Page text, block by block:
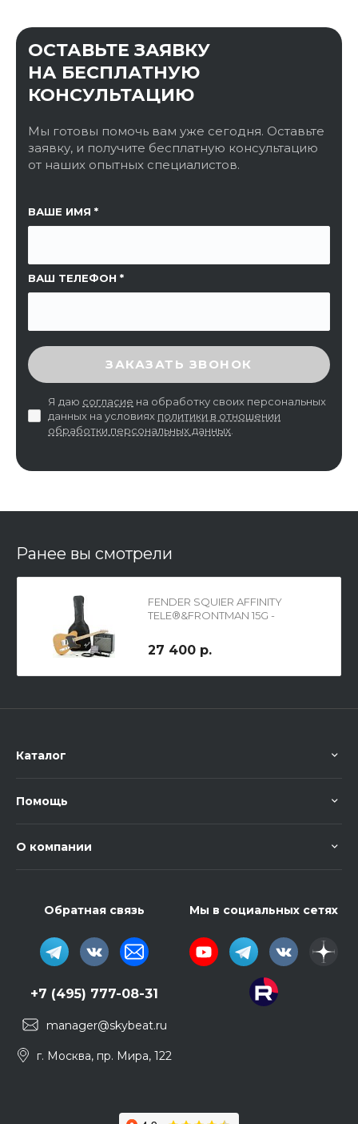
ОСТАВЬТЕ ЗАЯВКУ
НА БЕСПЛАТНУЮ
КОНСУЛЬТАЦИЮ
Мы готовы помочь вам уже сегодня. Оставьте
заявку, и получите бесплатную консультацию
от наших опытных специалистов.
ВАШЕ ИМЯ
ВАШ ТЕЛЕФОН
ССЫЛКА НА СТРАНИЦУ
ВВЕДИТЕ ПРОВЕРОЧНЫЙ КОД
ЗАКАЗАТЬ ЗВОНОК
Я даю согласие на обработку своих персональных
данных на условиях политики в отношении
обработки персональных данных
Ранее вы смотрели
FENDER SQUIER AFFINITY
TELE®&FRONTMAN 15G -
27 400 р.
Каталог
Помощь
О компании
Обратная связь
+7 (495) 777-08-31
manager@skybeat.ru
г. Москва, пр. Мира, 122
Мы в социальных сетях